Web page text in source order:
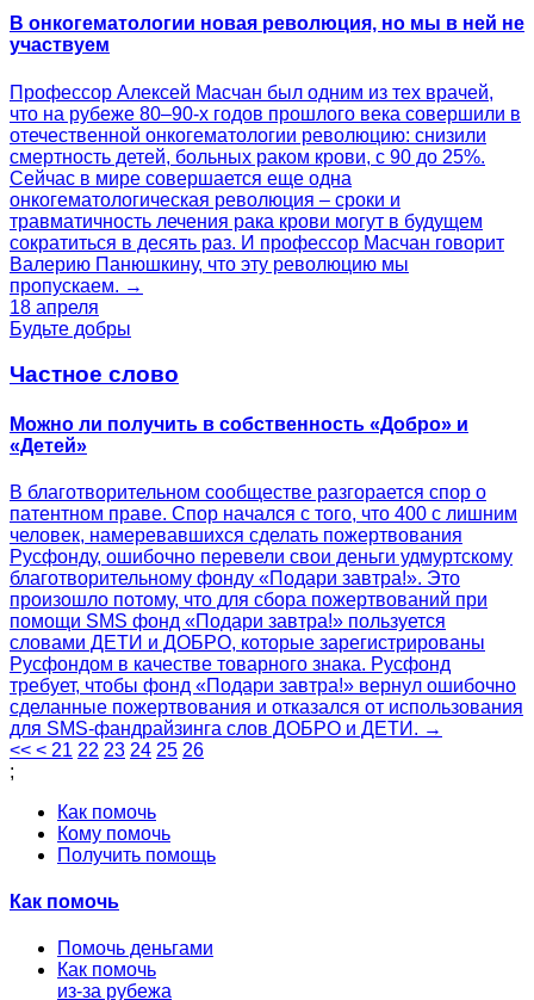
В онкогематологии новая революция, но мы в ней не
участвуем
Профессор Алексей Масчан был одним из тех врачей,
что на рубеже 80–90-х годов прошлого века совершили в
отечественной онкогематологии революцию: снизили
смертность детей, больных раком крови, с 90 до 25%.
Сейчас в мире совершается еще одна
онкогематологическая революция – сроки и
травматичность лечения рака крови могут в будущем
сократиться в десять раз. И профессор Масчан говорит
Валерию Панюшкину, что эту революцию мы
пропускаем. →
18 апреля
Будьте добры
Частное слово
Можно ли получить в собственность «Добро» и
«Детей»
В благотворительном сообществе разгорается спор о
патентном праве. Спор начался с того, что 400 с лишним
человек, намеревавшихся сделать пожертвования
Русфонду, ошибочно перевели свои деньги удмуртскому
благотворительному фонду «Подари завтра!». Это
произошло потому, что для сбора пожертвований при
помощи SMS фонд «Подари завтра!» пользуется
словами ДЕТИ и ДОБРО, которые зарегистрированы
Русфондом в качестве товарного знака. Русфонд
требует, чтобы фонд «Подари завтра!» вернул ошибочно
сделанные пожертвования и отказался от использования
для SMS-фандрайзинга слов ДОБРО и ДЕТИ. →
<< < 21 22 23 24 25 26
;
Как помочь
Кому помочь
Получить помощь
Как помочь
Помочь деньгами
Как помочь
из-за рубежа